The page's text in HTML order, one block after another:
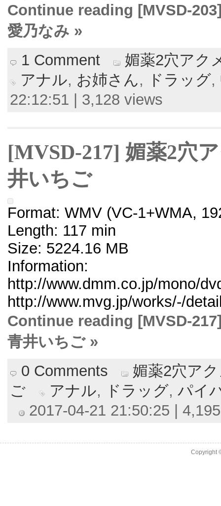
Continue reading [MVSD-
愛乃なみ »
1 Comment
媚薬2穴アク
アナル, お姉さん, ドラッグ,
22:12:51 | 3,128 views
[MVSD-217] 媚薬2穴
井いちご
Format: WMV (VC-1+WMA,
Length: 117 min
Size: 5224.16 MB
Information:
http://www.dmm.co.jp/mono/
http://www.mvg.jp/works/-/
Continue reading [MVSD-
青井いちご »
0 Comments
媚薬2穴ア
ご
アナル, ドラッグ, パイ
2017-04-21 21:50:25 |
Copyright